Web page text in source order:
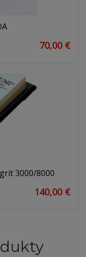
70,00 €
3000/8000
140,00 €